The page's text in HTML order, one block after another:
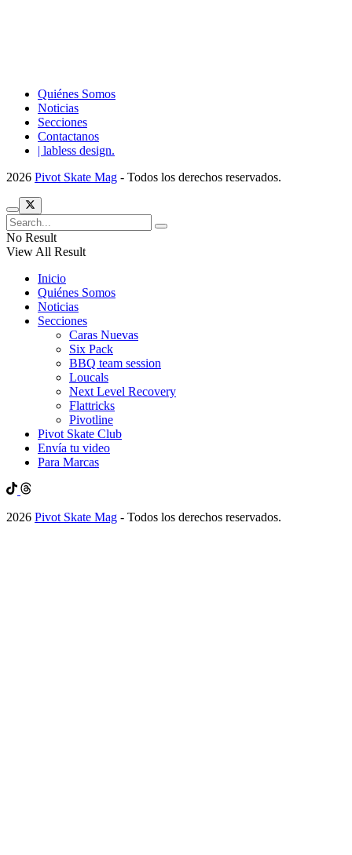
Quiénes Somos
Noticias
Secciones
Contactanos
| labless design.
2026 Pivot Skate Mag - Todos los derechos reservados.
No Result
View All Result
Inicio
Quiénes Somos
Noticias
Secciones
Caras Nuevas
Six Pack
BBQ team session
Loucals
Next Level Recovery
Flattricks
Pivotline
Pivot Skate Club
Envía tu video
Para Marcas
2026 Pivot Skate Mag - Todos los derechos reservados.